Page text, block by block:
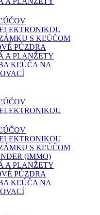
S KĽÚČOM
PÚZDRA
A PLANŽETY
KĽÚČA NA
S KĽÚČOM
(IMMO)
A PLANŽETY
PÚZDRA
KĽÚČA NA